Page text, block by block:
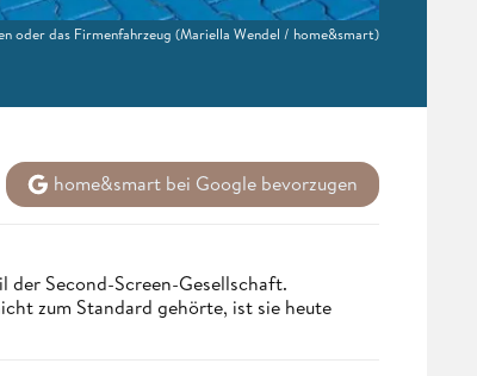
oder das Firmenfahrzeug (Mariella Wendel / home&smart)
home&smart bei Google bevorzugen
der Second-Screen-Gesellschaft.
zum Standard gehörte, ist sie heute